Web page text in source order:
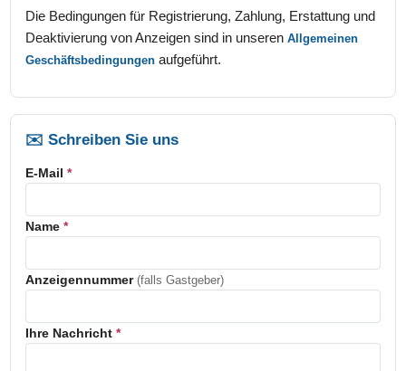
Die Bedingungen für Registrierung, Zahlung, Erstattung und
Deaktivierung von Anzeigen sind in unserenAllgemeinen
Geschäftsbedingungen aufgeführt.
✉️ Schreiben Sie uns
E-Mail*
Name*
Anzeigennummer(falls Gastgeber)
Ihre Nachricht*